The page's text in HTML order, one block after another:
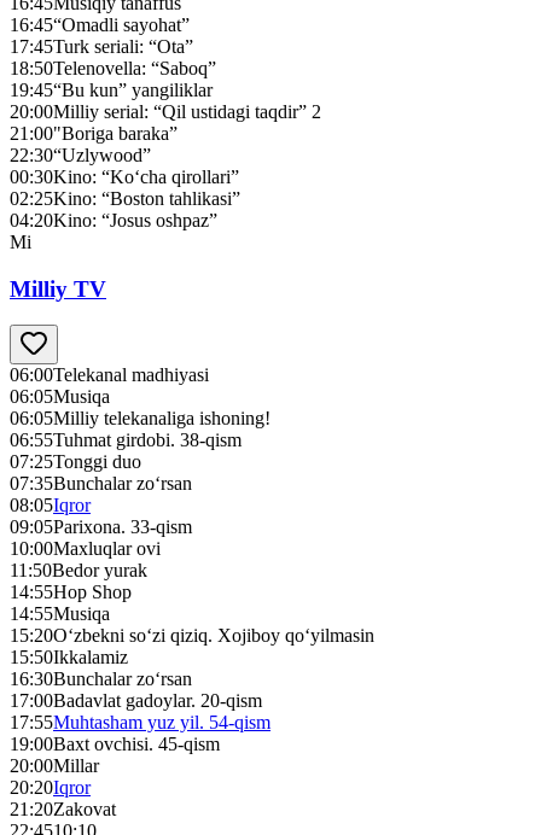
16:45“Omadli sayohat”
17:45Turk seriali: “Ota”
18:50Telenovella: “Saboq”
19:45“Bu kun” yangiliklar
20:00Milliy serial: “Qil ustidagi taqdir” 2
21:00"Boriga baraka”
22:30“Uzlywood”
00:30Kino: “Ko‘cha qirollari”
02:25Kino: “Boston tahlikasi”
04:20Kino: “Josus oshpaz”
Mi
Milliy TV
06:00Telekanal madhiyasi
06:05Musiqa
06:05Milliy telekanaliga ishoning!
06:55Tuhmat girdobi. 38-qism
07:25Tonggi duo
07:35Bunchalar zo‘rsan
08:05Iqror
09:05Parixona. 33-qism
10:00Maxluqlar ovi
11:50Bedor yurak
14:55Hop Shop
14:55Musiqa
15:20O‘zbekni so‘zi qiziq. Xojiboy qo‘yilmasin
15:50Ikkalamiz
16:30Bunchalar zo‘rsan
17:00Badavlat gadoylar. 20-qism
17:55Muhtasham yuz yil. 54-qism
19:00Baxt ovchisi. 45-qism
20:00Millar
20:20Iqror
21:20Zakovat